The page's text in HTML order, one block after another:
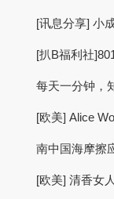
[讯息分享] 小
[扒B福利社
每天一分钟，
[欧美] Alice
南中国海摩擦
[欧美] 清香女